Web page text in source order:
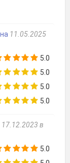
11.05.2025
5.0
5.0
5.0
5.0
17.12.2023 в
5.0